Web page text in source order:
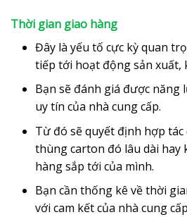
Thời gian giao hàng
Đây là yếu tố cực kỳ quan
tiếp tới hoạt động sản xuất,
Bạn sẽ đánh giá được năng
uy tín của nhà cung cấp.
Từ đó sẽ quyết định hợp tác
thùng carton đó lâu dài
hàng sắp tới của mình.
Bạn cần thống kê về thời
với cam kết của nhà cung